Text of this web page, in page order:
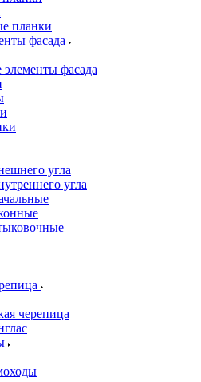
планки
фасада
фасада
угла
угла
черепица